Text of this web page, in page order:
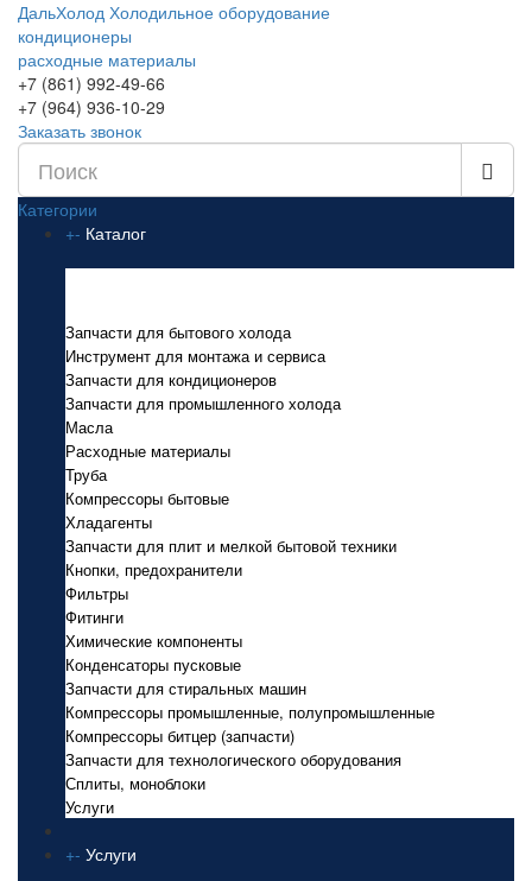
ДальХолод Холодильное оборудование
кондиционеры
расходные материалы
+7 (861) 992-49-66
+7 (964) 936-10-29
Заказать звонок
Категории
+- Каталог
Запчасти для бытового холода
Инструмент для монтажа и сервиса
Запчасти для кондиционеров
Запчасти для промышленного холода
Масла
Расходные материалы
Труба
Компрессоры бытовые
Хладагенты
Запчасти для плит и мелкой бытовой техники
Кнопки, предохранители
Фильтры
Фитинги
Химические компоненты
Конденсаторы пусковые
Запчасти для стиральных машин
Компрессоры промышленные, полупромышленные
Компрессоры битцер (запчасти)
Запчасти для технологического оборудования
Сплиты, моноблоки
Услуги
+- Услуги